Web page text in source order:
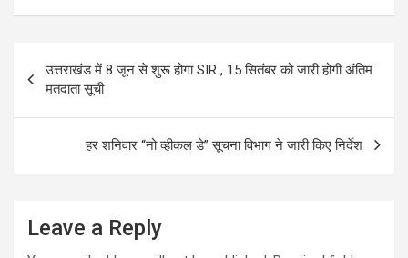
navigation
उत्तराखंड में 8 जून से शुरू होगा SIR , 15 सितंबर को जारी होगी अंतिम
मतदाता सूची
हर शनिवार “नो व्हीकल डे” सूचना विभाग ने जारी किए निर्देश
Leave a Reply